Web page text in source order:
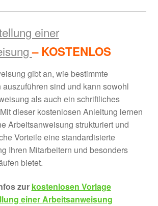
einer
– KOSTENLOS
gibt an, wie bestimmte
sind und kann sowohl
als auch ein schriftliches
dieser kostenlosen Anleitung lernen
Arbeitsanweisung strukturiert und
Vorteile eine standardisierte
Ihren Mitarbeitern und besonders
bietet.
zur kostenlosen Vorlage
einer Arbeitsanweisung